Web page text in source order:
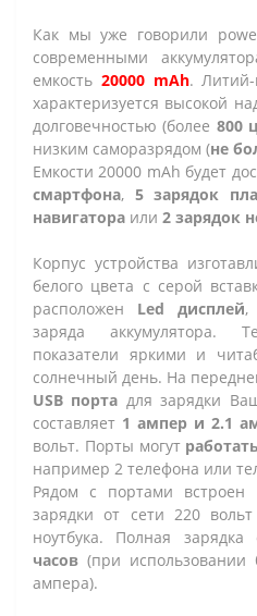
Как мы уже говорили
современными
емкость 20000 mAh. Литий-
характеризуется высокой
долговечностью (более 800
низким саморазрядом (не
Емкости 20000 mAh будет
смартфона, 5 зарядок
навигатора или 2 зарядок
Корпус устройства
белого цвета с серой
расположен Led дисплей,
заряда аккумулятора.
показатели яркими и
солнечный день. На
USB порта для зарядки
составляет 1 ампер и 2.1
вольт. Порты могут
например 2 телефона или
Рядом с портами встроен
зарядки от сети 220
ноутбука. Полная
часов (при использовании
ампера).